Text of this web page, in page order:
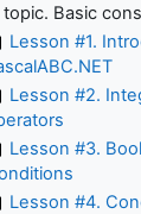
topic. Basic
Lesson #1.
Lesson #2.
Lesson #3.
Lesson #4.